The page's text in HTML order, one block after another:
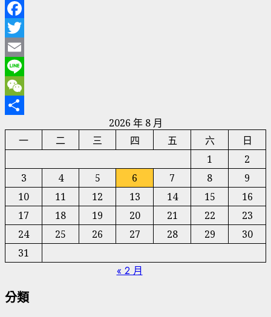
Facebook
Twitter
Email
Line
WeChat
2026 年 8 月
一
二 三 四 五 六
日
1
2
3
4 5 6 7 8
9
10
11 12 13 14 15
16
17
18 19 20 21 22
23
24
25 26 27 28 29
30
31
« 2 月
分類